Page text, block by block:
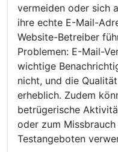
vermeiden oder sich
ihre echte E-Mail-
Website-Betreiber
Problemen: E-Mail-
wichtige
nicht, und die
erheblich. Zudem
betrügerische
oder zum
Testangeboten